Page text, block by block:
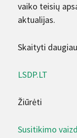
vaiko teisių
aktualijas.
Skaityti daugiau
LSDP.LT
Žiūrėti
Susitikimo